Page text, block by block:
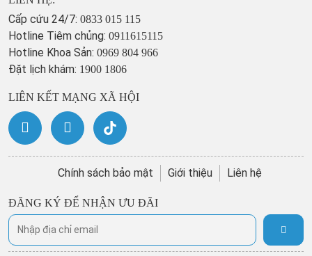
Cấp cứu 24/7: 0833 015 115
Hotline Tiêm chủng: 0911615115
Hotline Khoa Sản: 0969 804 966
Đặt lịch khám: 1900 1806
LIÊN KẾT MẠNG XÃ HỘI
Chính sách bảo mật Giới thiệu Liên hệ
ĐĂNG KÝ ĐỂ NHẬN ƯU ĐÃI